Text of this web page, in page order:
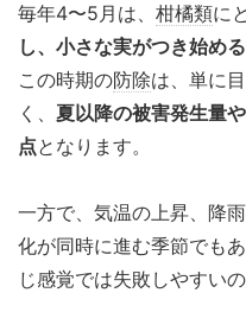
毎年4〜5月は、 柑橘類に
し、小さな実がつき始め
この時期の防除は、単に
く、 夏以降の被害発生量
点となります。
一方で、気温の上昇、降
化が同時に進む季節でも
じ感覚では失敗しやすい